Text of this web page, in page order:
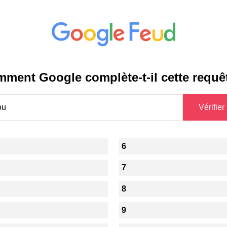
Google complète-t-il cette
6
7
8
9